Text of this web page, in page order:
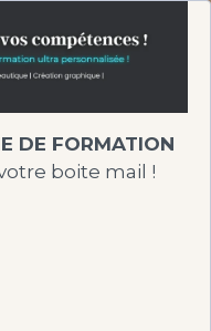
DE FORMATION
boite mail !